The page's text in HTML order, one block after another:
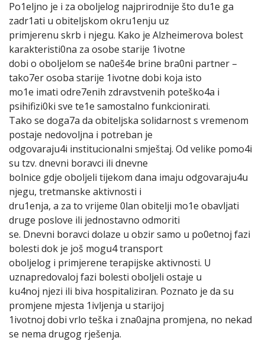
Po1eljno je i za oboljelog najprirodnije što du1e ga
zadr1ati u obiteljskom okru1enju uz
primjerenu skrb i njegu. Kako je Alzheimerova bolest
karakteristi0na za osobe starije 1ivotne
dobi o oboljelom se na0eš4e brine bra0ni partner –
tako7er osoba starije 1ivotne dobi koja isto
mo1e imati odre7enih zdravstvenih poteško4a i
psihifizi0ki sve te1e samostalno funkcionirati.
Tako se doga7a da obiteljska solidarnost s vremenom
postaje nedovoljna i potreban je
odgovaraju4i institucionalni smještaj. Od velike pomo4i
su tzv. dnevni boravci ili dnevne
bolnice gdje oboljeli tijekom dana imaju odgovaraju4u
njegu, tretmanske aktivnosti i
dru1enja, a za to vrijeme 0lan obitelji mo1e obavljati
druge poslove ili jednostavno odmoriti
se. Dnevni boravci dolaze u obzir samo u po0etnoj fazi
bolesti dok je još mogu4 transport
oboljelog i primjerene terapijske aktivnosti. U
uznapredovaloj fazi bolesti oboljeli ostaje u
ku4noj njezi ili biva hospitaliziran. Poznato je da su
promjene mjesta 1ivljenja u starijoj
1ivotnoj dobi vrlo teška i zna0ajna promjena, no nekad
se nema drugog rješenja.